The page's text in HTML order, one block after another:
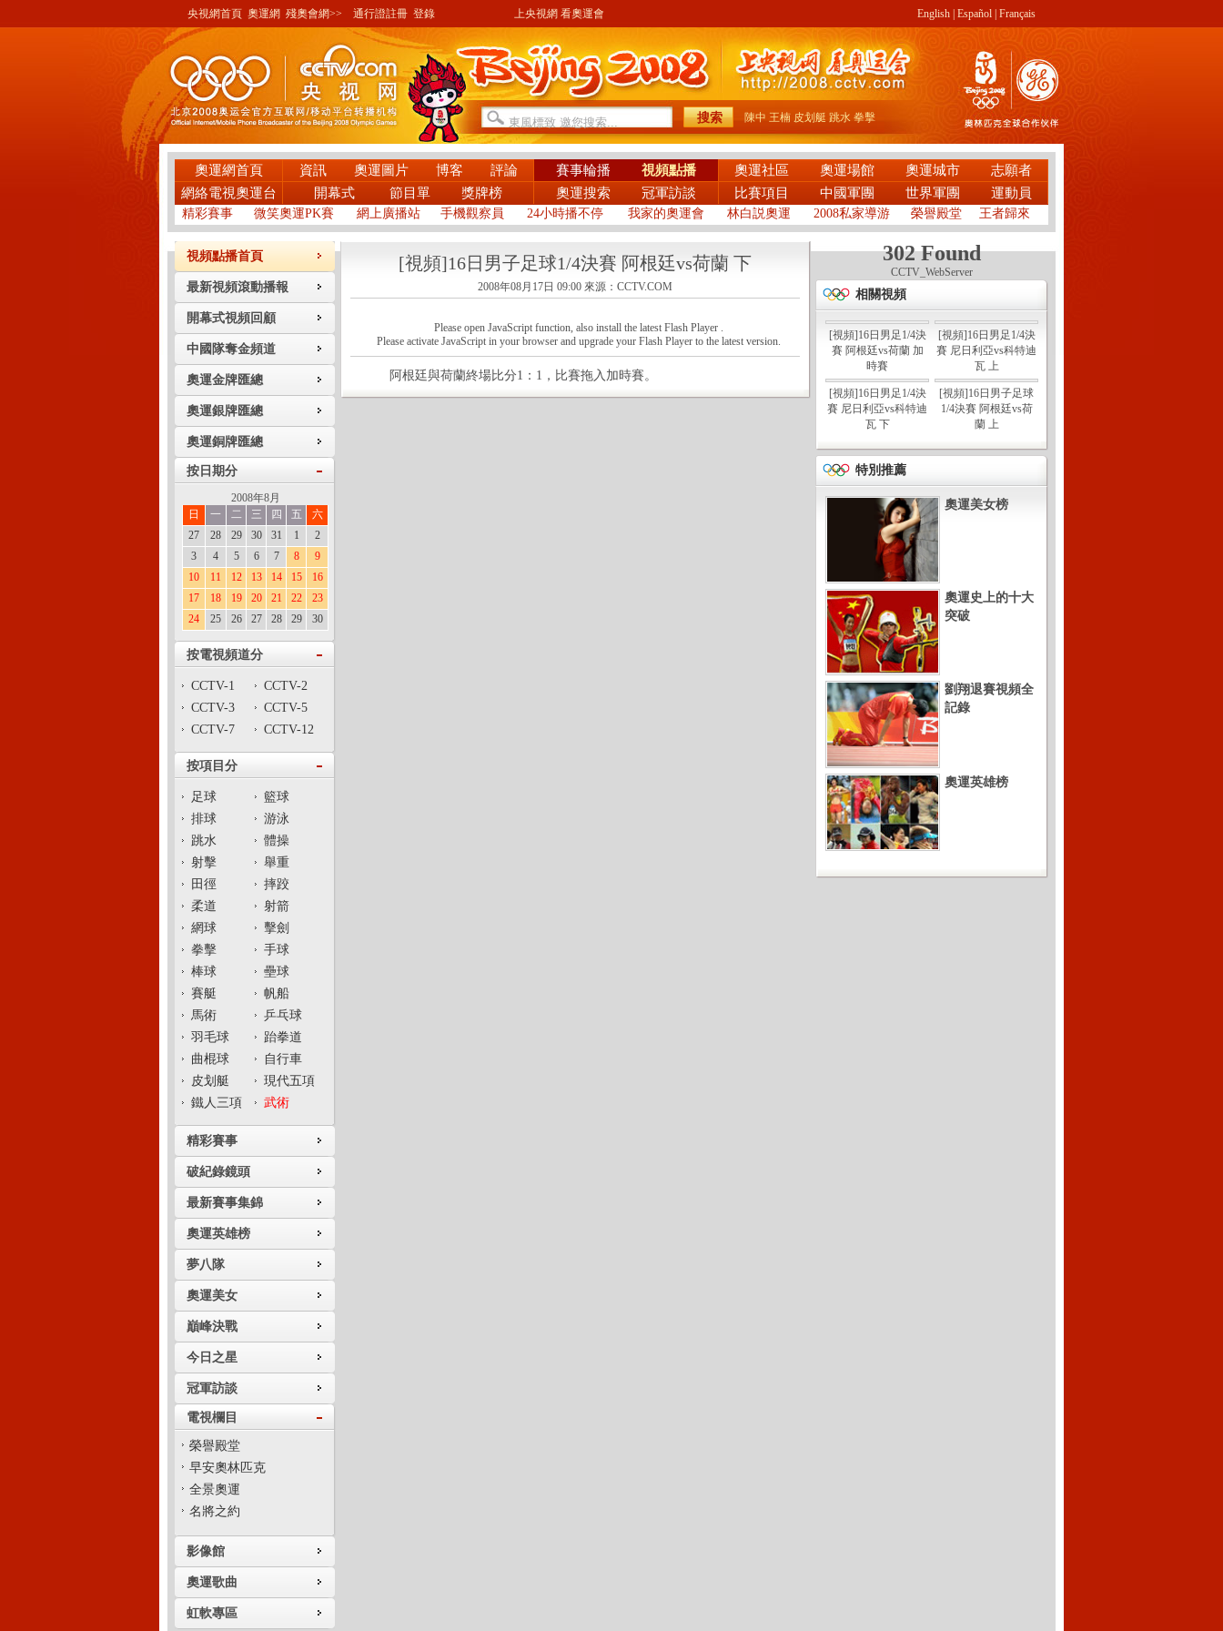
央視網首頁 奧運網 殘奧會網>> 通行證註冊 登錄 上央視網 看奧運會 English Español Français
陳中 王楠 皮划艇 跳水 拳擊
奧運網首頁 資訊 奧運圖片 博客 評論 賽事輪播 視頻點播 奧運社區 奧運場館 奧運城市
志願者
網絡電視奧運台
開幕式 節目單 獎牌榜 奧運搜索 冠軍訪談 比賽項目 中國軍團 世界軍團 運動員
精彩賽事 微笑奧運PK賽 網上廣播站 手機觀察員 24小時播不停 我家的奧運會 林白説奧運 2008私家導游 榮譽殿堂 王者歸來
視頻點播首頁
最新視頻滾動播報
開幕式視頻回顧
中國隊奪金頻道
奧運金牌匯總
奧運銀牌匯總
奧運銅牌匯總
按日期分
2008年8月
日
一 二 三 四 五
六
27
28 29 30 31 1
2
3
4 5 6 7 8
9
10
11 12 13 14 15
16
17
18 19 20 21 22
23
24
25 26 27 28 29 30
按電視頻道分
CCTV-1
CCTV-2
CCTV-3
CCTV-5
CCTV-7
CCTV-12
按項目分
足球
籃球
排球
游泳
跳水
體操
射擊
舉重
田徑
摔跤
柔道
射箭
網球
擊劍
拳擊
手球
棒球
壘球
賽艇
帆船
馬術
乒乓球
羽毛球
跆拳道
曲棍球
自行車
皮划艇
現代五項
鐵人三項
武術
精彩賽事
破紀錄鏡頭
最新賽事集錦
奧運英雄榜
夢八隊
奧運美女
巔峰決戰
今日之星
冠軍訪談
電視欄目
榮譽殿堂
早安奧林匹克
全景奧運
名將之約
影像館
奧運歌曲
虹軟專區
[視頻]16日男子足球1/4決賽 阿根廷vs荷蘭 下
2008年08月17日 09:00 來源：CCTV.COM
Please open JavaScript function, also install the latest Flash Player .
Please activate JavaScript in your browser and upgrade your Flash Player to the latest version.
阿根廷與荷蘭終場比分1：1，比賽拖入加時賽。
302 Found
CCTV_WebServer
相關視頻
[視頻]16日男足1/4決
賽 阿根廷vs荷蘭 加
時賽
[視頻]16日男足1/4決
賽 尼日利亞vs科特迪
瓦 上
[視頻]16日男足1/4決
賽 尼日利亞vs科特迪
瓦 下
[視頻]16日男子足球
1/4決賽 阿根廷vs荷
蘭 上
特別推薦
奧運美女榜
奧運史上的十大
突破
劉翔退賽視頻全
記錄
奧運英雄榜